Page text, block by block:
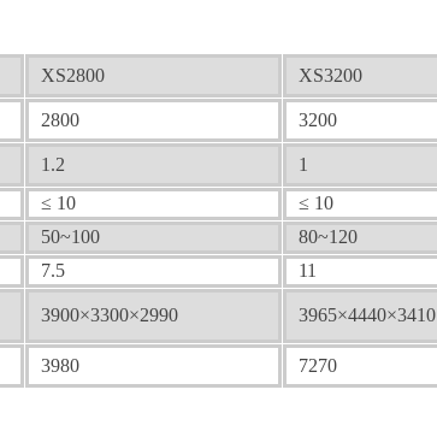
XS2800 XS3200
2800 3200
1.2 1
≤ 10 ≤ 10
50~100 80~120
7.5 11
3900×3300×2990 3965×4440×3410
3980 7270